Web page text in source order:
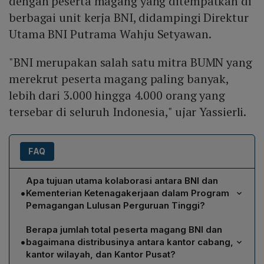
berbagai unit kerja BNI, didampingi Direktur
Utama BNI Putrama Wahju Setyawan.
"BNI merupakan salah satu mitra BUMN yang
merekrut peserta magang paling banyak,
lebih dari 3.000 hingga 4.000 orang yang
tersebar di seluruh Indonesia," ujar Yassierli.
FAQ
•
Apa tujuan utama kolaborasi antara BNI dan
Kementerian Ketenagakerjaan dalam Program
Pemagangan Lulusan Perguruan Tinggi?
Kolaborasi tersebut bertujuan memperkuat
pengembangan tenaga kerja muda dengan
menyediakan jalur magang yang terstruktur, sehingga
•
Berapa jumlah total peserta magang BNI dan
bagaimana distribusinya antara kantor cabang,
kantor wilayah, dan Kantor Pusat?